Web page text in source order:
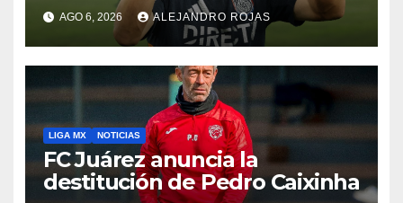
AGO 6, 2026 ALEJANDRO ROJAS
LIGA MX NOTICIAS
FC Juárez anuncia la
destitución de Pedro Caixinha